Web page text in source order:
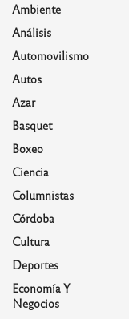
Ambiente
Análisis
Automovilismo
Autos
Azar
Basquet
Boxeo
Ciencia
Columnistas
Córdoba
Cultura
Deportes
Economía Y
Negocios